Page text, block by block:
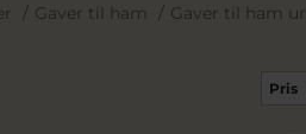
/ Gaver til ham / Gaver til ham
Pris